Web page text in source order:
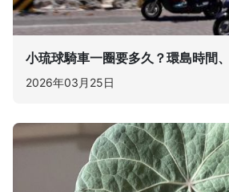
小琉球騎車一圈要多久？環島時間
2026年03月25日